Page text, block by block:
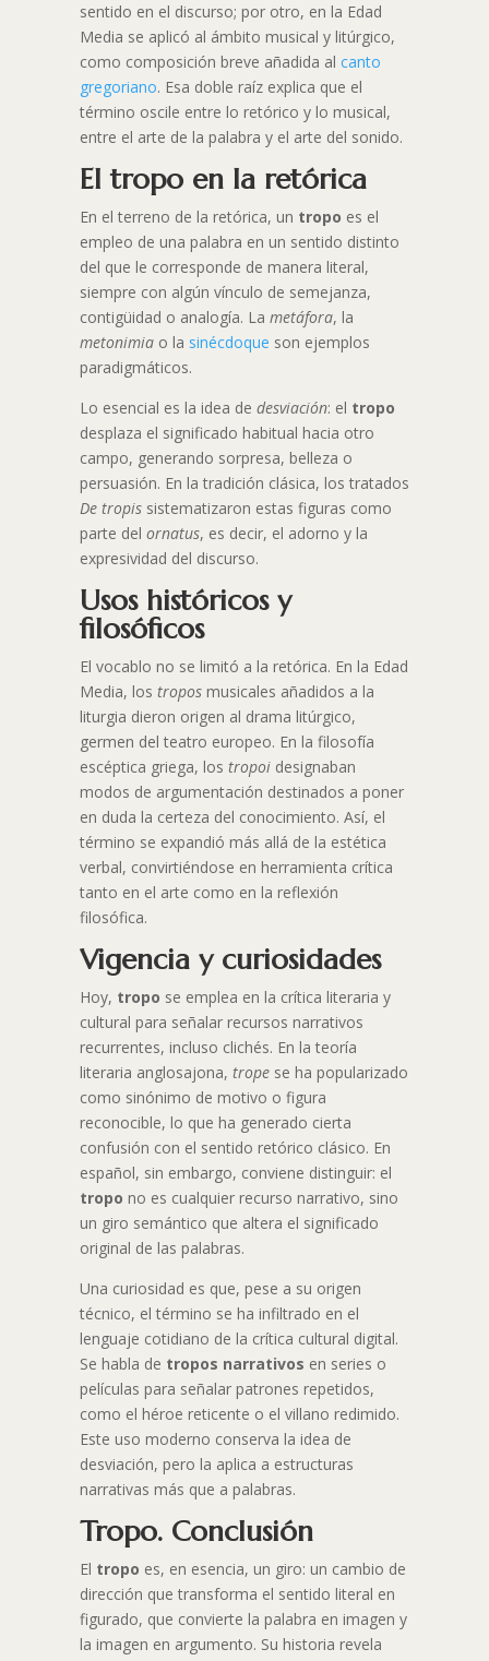
sentido en el discurso; por otro, en la Edad
Media se aplicó al ámbito musical y litúrgico,
como composición breve añadida al canto
gregoriano. Esa doble raíz explica que el
término oscile entre lo retórico y lo musical,
entre el arte de la palabra y el arte del sonido.
El tropo en la retórica
En el terreno de la retórica, un tropo es el
empleo de una palabra en un sentido distinto
del que le corresponde de manera literal,
siempre con algún vínculo de semejanza,
contigüidad o analogía. La metáfora, la
metonimiao la sinécdoque son ejemplos
paradigmáticos.
Lo esencial es la idea de desviación: el tropo
desplaza el significado habitual hacia otro
campo, generando sorpresa, belleza o
persuasión. En la tradición clásica, los tratados
De tropissistematizaron estas figuras como
parte del ornatus, es decir, el adorno y la
expresividad del discurso.
Usos históricos y
filosóficos
El vocablo no se limitó a la retórica. En la Edad
Media, los troposmusicales añadidos a la
liturgia dieron origen al drama litúrgico,
germen del teatro europeo. En la filosofía
escéptica griega, los tropoidesignaban
modos de argumentación destinados a poner
en duda la certeza del conocimiento. Así, el
término se expandió más allá de la estética
verbal, convirtiéndose en herramienta crítica
tanto en el arte como en la reflexión
filosófica.
Vigencia y curiosidades
Hoy, tropo se emplea en la crítica literaria y
cultural para señalar recursos narrativos
recurrentes, incluso clichés. En la teoría
literaria anglosajona, tropese ha popularizado
como sinónimo de motivo o figura
reconocible, lo que ha generado cierta
confusión con el sentido retórico clásico. En
español, sin embargo, conviene distinguir: el
tropo no es cualquier recurso narrativo, sino
un giro semántico que altera el significado
original de las palabras.
Una curiosidad es que, pese a su origen
técnico, el término se ha infiltrado en el
lenguaje cotidiano de la crítica cultural digital.
Se habla de tropos narrativos en series o
películas para señalar patrones repetidos,
como el héroe reticente o el villano redimido.
Este uso moderno conserva la idea de
desviación, pero la aplica a estructuras
narrativas más que a palabras.
Tropo. Conclusión
El tropo es, en esencia, un giro: un cambio de
dirección que transforma el sentido literal en
figurado, que convierte la palabra en imagen y
la imagen en argumento. Su historia revela